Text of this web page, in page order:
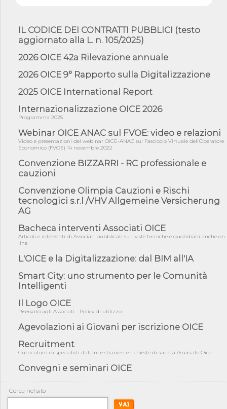
07/08/26 - Ponte sullo Stretto di Messina: deliberata la
sussistenza di...
07/08/26 - Tunnel Brennero, dal Cipess via libera al quinto lotto
06/08/26 - Istat, produzione industriale in calo dell'1% a giugno,
con ...
riqualificazione sism...
06/08/26 - CdM: approvato il d.lgs. di adeguamento all’AI Act in
06/08/26 - DDL delegazione europea in Cdm per recepimento
norme UE in m...
05/08/26 - DL Infrastrutture e PNRR è legge: approvata oggi la
fiducia...
05/08/26 - Focus OICE sul DDL di riforma della responsabilità
05/08/26 - Anac: pubblicata la Relazione illustrativa al Bando tipo
2 s...
05/08/26 - SAVE THE DATE: Assemblea Pubblica Confindustria
Professioni ...
05/08/26 - Successo OICE per il bando della Città metropolitana
di Reg...
05/08/26 - Lettera OICE per il bando della Giunta Regionale della
Campa...
04/08/26 - DL PA: previste cancellazioni da elenchi professionisti
per ...
04/08/26 - International Sustainable Buildings Competition -
COP31, An...
04/08/26 - CdS, project financing: progetto di fattibilità da
04/08/26 - Rapporto Anac corruzione 2020-2026: procedimenti
penali per ...
IL CODICE DEI CONTRATTI PUBBLICI (testo
aggiornato alla L. n. 105/2025)
2026 OICE 42a Rilevazione annuale
2026 OICE 9° Rapporto sulla Digitalizzazione
2025 OICE International Report
Internazionalizzazione OICE 2026
Programma 2025
Webinar OICE ANAC sul FVOE: video e relazioni
Video e presentazioni del webinar OICE-ANAC sul Fascicolo Virtuale dell'Operatore
Economico (FVOE) 14 novembre 2022
Convenzione BIZZARRI - RC professionale e
cauzioni
Convenzione Olimpia Cauzioni e Rischi
tecnologici s.r.l /VHV Allgemeine Versicherung
AG
Bacheca interventi Associati OICE
Articoli e interventi di Associati pubblicati su riviste tecniche e quotidiani anche on
line
L'OICE e la Digitalizzazione: dal BIM all'IA
Smart City: uno strumento per le Comunità
Intelligenti
Il Logo OICE
Riservato agli Associati - Policy di utilizzo
Agevolazioni ai Giovani per iscrizione OICE
Recruitment
Curriculum di specialisti italiani e stranieri e richieste di società Associate Oice
Convegni e seminari OICE
Cerca nel sito